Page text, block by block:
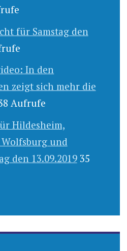
für Samstag den
In den
zeigt sich mehr die
Aufrufe
Hildesheim,
und
den 13.09.2019 35